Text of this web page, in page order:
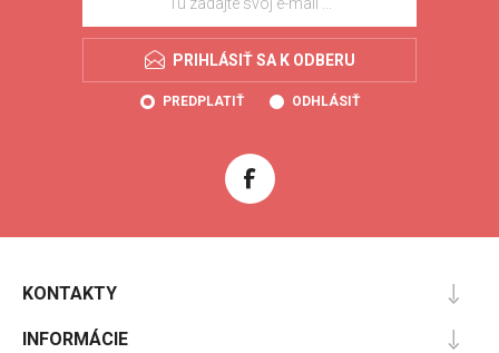
PRIHLÁSIŤ SA K ODBERU
PREDPLATIŤ ODHLÁSIŤ
KONTAKTY
INFORMÁCIE